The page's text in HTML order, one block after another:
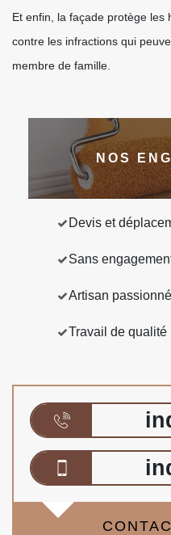
Et enfin, la façade protège les
contre les infractions qui
membre de famille.
NOS
Devis et
Sans
Artisan passionné
Travail de qualité